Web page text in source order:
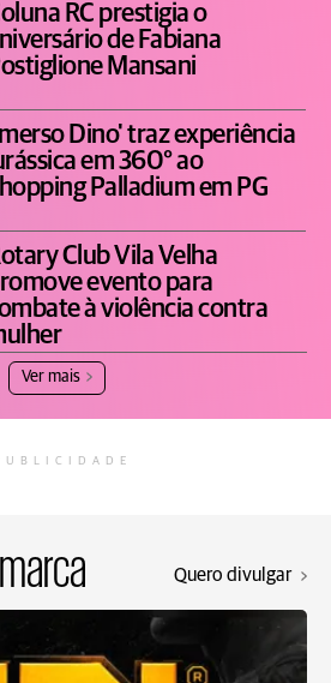
RC prestigia o
de Fabiana
Mansani
Dino' traz experiência
em 360° ao
Palladium em PG
Club Vila Velha
evento para
à violência contra
Ver mais
Quero divulgar